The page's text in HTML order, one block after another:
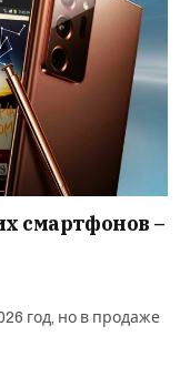
смартфонов –
год, но в продаже